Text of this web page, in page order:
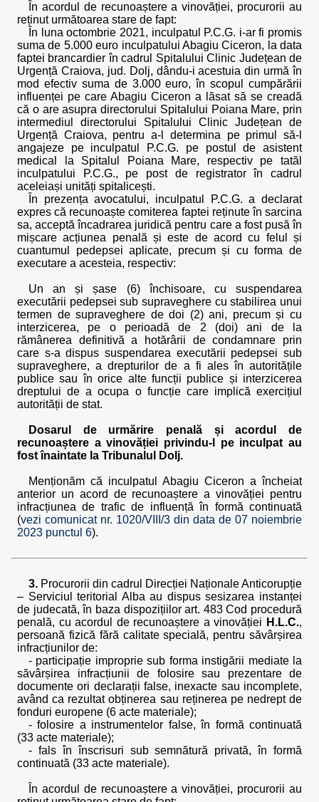
În acordul de recunoaștere a vinovăției, procurorii au
reținut următoarea stare de fapt:
În luna octombrie 2021, inculpatul P.C.G. i-ar fi promis
suma de 5.000 euro inculpatului Abagiu Ciceron, la data
faptei brancardier în cadrul Spitalului Clinic Județean de
Urgență Craiova, jud. Dolj, dându-i acestuia din urmă în
mod efectiv suma de 3.000 euro, în scopul cumpărării
influenței pe care Abagiu Ciceron a lăsat să se creadă
că o are asupra directorului Spitalului Poiana Mare, prin
intermediul directorului Spitalului Clinic Județean de
Urgență Craiova, pentru a-l determina pe primul să-l
angajeze pe inculpatul P.C.G. pe postul de asistent
medical la Spitalul Poiana Mare, respectiv pe tatăl
inculpatului P.C.G., pe post de registrator în cadrul
aceleiași unități spitalicești.
În prezența avocatului, inculpatul P.C.G. a declarat
expres că recunoaște comiterea faptei reținute în sarcina
sa, acceptă încadrarea juridică pentru care a fost pusă în
mișcare acțiunea penală și este de acord cu felul și
cuantumul pedepsei aplicate, precum și cu forma de
executare a acesteia, respectiv:
Un an și șase (6) închisoare, cu suspendarea
executării pedepsei sub supraveghere cu stabilirea unui
termen de supraveghere de doi (2) ani, precum și cu
interzicerea, pe o perioadă de 2 (doi) ani de la
rămânerea definitivă a hotărârii de condamnare prin
care s-a dispus suspendarea executării pedepsei sub
supraveghere, a drepturilor de a fi ales în autoritățile
publice sau în orice alte funcții publice și interzicerea
dreptului de a ocupa o funcție care implică exercițiul
autorității de stat.
Dosarul de urmărire penală și acordul de
recunoaștere a vinovăției privindu-l pe inculpat au
fost înaintate la Tribunalul Dolj.
Menționăm că inculpatul Abagiu Ciceron a încheiat
anterior un acord de recunoaștere a vinovăției pentru
infracțiunea de trafic de influență în formă continuată
(vezi comunicat nr. 1020/VIII/3 din data de 07 noiembrie
2023 punctul 6).
3. Procurorii din cadrul Direcției Naționale Anticorupție
– Serviciul teritorial Alba au dispus sesizarea instanței
de judecată, în baza dispozițiilor art. 483 Cod procedură
penală, cu acordul de recunoaștere a vinovăției H.L.C.,
persoană fizică fără calitate specială, pentru săvârșirea
infracțiunilor de:
- participație improprie sub forma instigării mediate la
săvârșirea infracțiunii de folosire sau prezentare de
documente ori declarații false, inexacte sau incomplete,
având ca rezultat obținerea sau reținerea pe nedrept de
fonduri europene (6 acte materiale);
- folosire a instrumentelor false, în formă continuată
(33 acte materiale);
- fals în înscrisuri sub semnătură privată, în formă
continuată (33 acte materiale).
În acordul de recunoaștere a vinovăției, procurorii au